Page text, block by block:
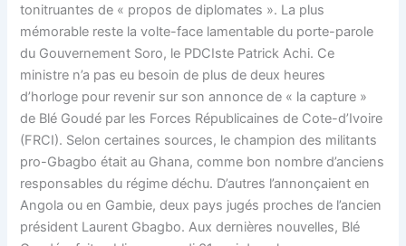
tonitruantes de « propos de diplomates ». La plus
mémorable reste la volte-face lamentable du porte-parole
du Gouvernement Soro, le PDCIste Patrick Achi. Ce
ministre n’a pas eu besoin de plus de deux heures
d’horloge pour revenir sur son annonce de « la capture »
de Blé Goudé par les Forces Républicaines de Cote-d’Ivoire
(FRCI). Selon certaines sources, le champion des militants
pro-Gbagbo était au Ghana, comme bon nombre d’anciens
responsables du régime déchu. D’autres l’annonçaient en
Angola ou en Gambie, deux pays jugés proches de l’ancien
président Laurent Gbagbo. Aux dernières nouvelles, Blé